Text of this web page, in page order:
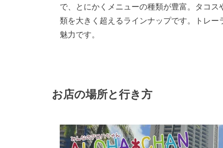
で、とにかくメニューの種類が豊富。タコ
類を大きく超えるラインナップです。トレ
魅力です。
お店の場所と行き方